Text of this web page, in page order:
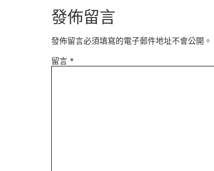
發佈留言
發佈留言必須填寫的電子郵件地址不會公開。
留言 *